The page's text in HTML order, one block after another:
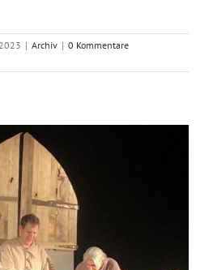
| Archiv | 0 Kommentare